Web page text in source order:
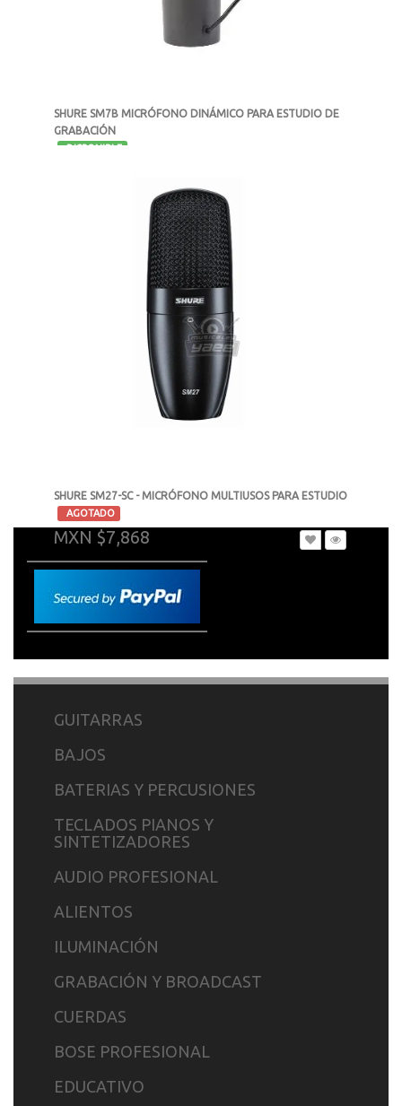
SHURE SM7B MICRÓFONO DINÁMICO PARA ESTUDIO DE
GRABACIÓN
DISPONIBLE
SHURE SM27-SC - MICRÓFONO MULTIUSOS PARA ESTUDIO
AGOTADO
MXN $7,868
GUITARRAS
BAJOS
BATERIAS Y PERCUSIONES
TECLADOS PIANOS Y
SINTETIZADORES
AUDIO PROFESIONAL
ALIENTOS
ILUMINACIÓN
GRABACIÓN Y BROADCAST
CUERDAS
BOSE PROFESIONAL
EDUCATIVO